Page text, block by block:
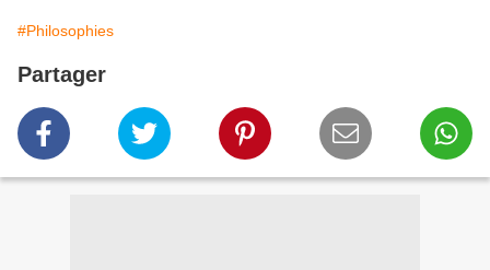
#Philosophies
Partager